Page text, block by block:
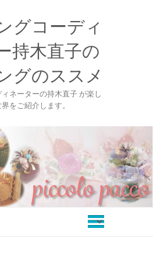
グコーディ
持木直子の
グのススメ
ネーターの持木直子 が楽し
をご紹介します。